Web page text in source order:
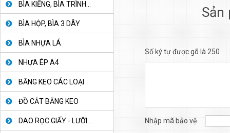
BÌA KIẾNG, BÌA TRÌNH...
BÌA HỘP, BÌA 3 DÂY
BÌA NHỰA LÁ
NHỰA ÉP A4
BĂNG KEO CÁC LOẠI
ĐỒ CẮT BĂNG KEO
DAO RỌC GIẤY - LƯỠI...
Sản
Số ký tự được gõ là 250
Nhập mã bảo vệ